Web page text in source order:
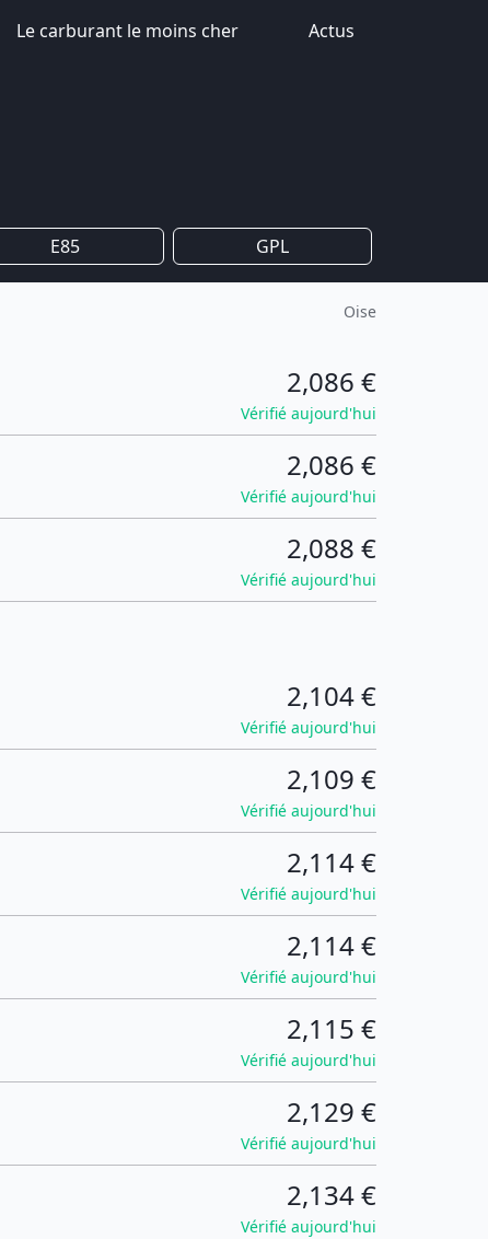
Le carburant le moins cher Actus
E85 GPL
Oise
2,086 €
Vérifié aujourd'hui
2,086 €
Vérifié aujourd'hui
2,088 €
Vérifié aujourd'hui
2,104 €
Vérifié aujourd'hui
2,109 €
Vérifié aujourd'hui
2,114 €
Vérifié aujourd'hui
2,114 €
Vérifié aujourd'hui
2,115 €
Vérifié aujourd'hui
2,129 €
Vérifié aujourd'hui
2,134 €
Vérifié aujourd'hui